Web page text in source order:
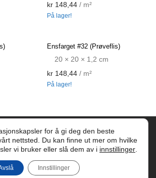
kr 148,44 / m²
På lager!
Ensfarget #32 (Prøveflis)
20 × 20 × 1,2 cm
kr 148,44 / m²
På lager!
AS org nr 997 819 357 Tlf:
631 post@historiske.no(Vi svarer i
av 24 timer) //Personvern
for å gi deg den beste
nettsted. Du kan finne ut mer om hvilke
vi bruker eller slå dem av i innstillinger
Innstillinger